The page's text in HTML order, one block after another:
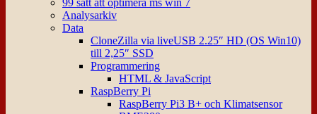
99 sätt att optimera ms win 7
Analysarkiv
Data
CloneZilla via liveUSB 2.25″ HD (OS Win10)
till 2,25″ SSD
Programmering
HTML & JavaScript
RaspBerry Pi
RaspBerry Pi3 B+ och Klimatsensor